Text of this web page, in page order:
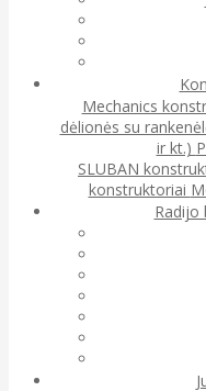
Mechanics
dėlionės su
ir kt.)
SLUBAN
konstruktoriai
Radijo